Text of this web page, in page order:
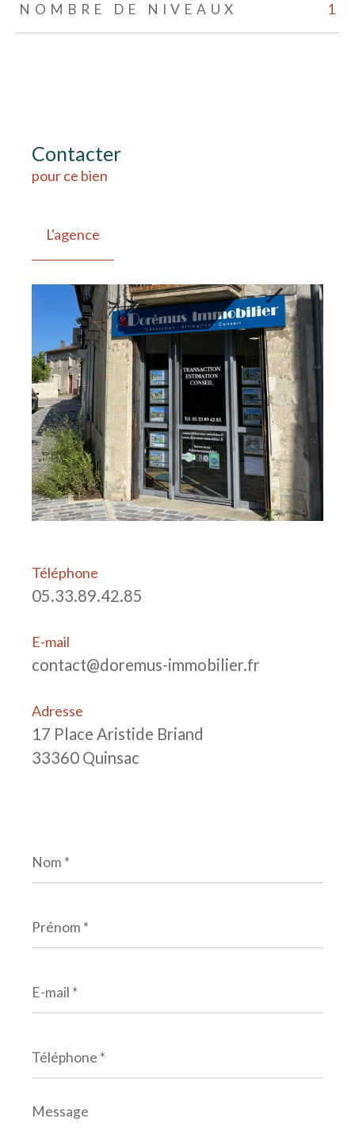
NOMBRE DE NIVEAUX 1
Contacter
pour ce bien
L'agence
Téléphone
05.33.89.42.85
E-mail
contact@doremus-immobilier.fr
Adresse
17 Place Aristide Briand
33360 Quinsac
*
*
mail
*
*
Message
*